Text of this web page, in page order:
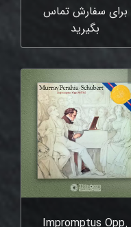
برای سفارش تماس
بگیرید
Impromptus Opp.